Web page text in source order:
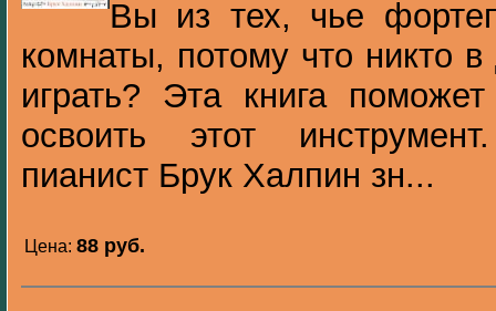
Вы из тех, чье
комнаты, потому что никто
играть? Эта книга
освоить этот
пианист Брук Халпин зн...
Цена: 88 pуб.